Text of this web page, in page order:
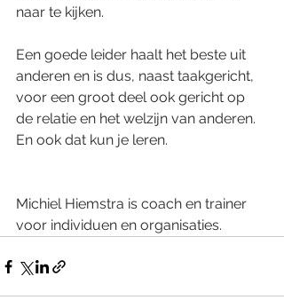
naar te kijken.
Een goede leider haalt het beste uit
anderen en is dus, naast taakgericht,
voor een groot deel ook gericht op
de relatie en het welzijn van anderen.
En ook dat kun je leren.
Michiel Hiemstra is coach en trainer
voor individuen en organisaties.